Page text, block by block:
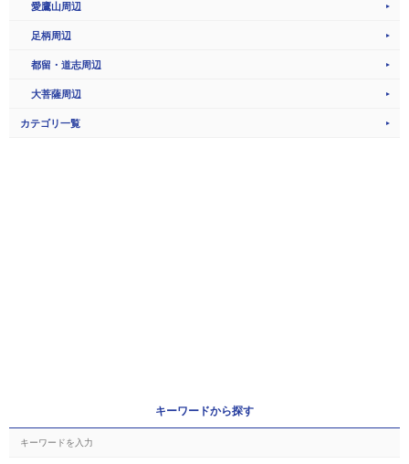
愛鷹山周辺
足柄周辺
都留・道志周辺
大菩薩周辺
カテゴリ一覧
キーワードから探す